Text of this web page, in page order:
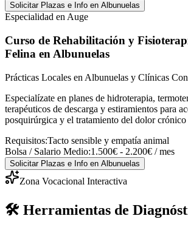
Solicitar Plazas e Info en Albunuelas
Especialidad en Auge
Curso de Rehabilitación y
Felina en Albunuelas
Prácticas Locales en Albunuelas y Clínicas
Especialízate en planes de hidroterapia,
terapéuticos de descarga y estiramientos para
posquirúrgica y el tratamiento del dolor crónico
Requisitos:Tacto sensible y empatía animal
Bolsa / Salario Medio:1.500€ - 2.200€ / mes
Solicitar Plazas e Info en Albunuelas
Zona Vocacional Interactiva
🛠️ Herramientas de